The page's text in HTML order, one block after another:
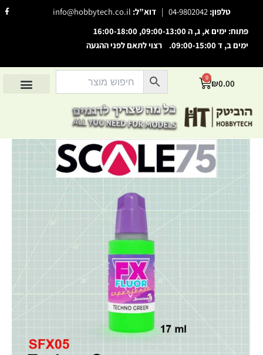
visibility_off השבת את ההבזקים
סמן כותרות
settings צבע רקע
zoom_out זום (הקטנה)
זום (הגדלה)
remove_circle_outline הקטנת גופן
add_circle_outline הגדלת גופן
brightness_high ניגודיות בהירה
ניגודיות כהה
הוסף קו תחתון לקישורים
סמן קישורים
לאפס
את
האפשרויות
cached
טלפון: 04-9802042
| דוא”ל: info@hobbytech.co.il
F
a
פתוח: ימים א, ג, ה 09:00-13:00, 16:00-18:00
ימים ב, ד 09:00-15:00. רצוי לתאם לפני ההגעה
₪0.00
0
עגלת